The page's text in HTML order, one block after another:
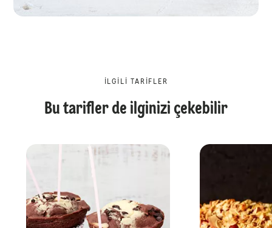
İLGILI TARIFLER
Bu tarifler de ilginizi çekebilir